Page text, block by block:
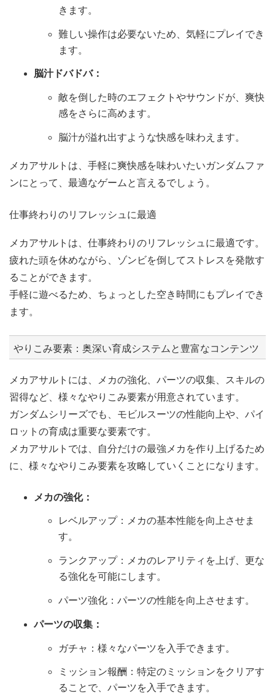
きます。
難しい操作は必要ないため、気軽にプレイでき
ます。
脳汁ドバドバ：
敵を倒した時のエフェクトやサウンドが、爽快
感をさらに高めます。
脳汁が溢れ出すような快感を味わえます。
メカアサルトは、手軽に爽快感を味わいたいガンダムファ
ンにとって、最適なゲームと言えるでしょう。
仕事終わりのリフレッシュに最適
メカアサルトは、仕事終わりのリフレッシュに最適です。
疲れた頭を休めながら、ゾンビを倒してストレスを発散す
ることができます。
手軽に遊べるため、ちょっとした空き時間にもプレイでき
ます。
やりこみ要素：奥深い育成システムと豊富なコンテンツ
メカアサルトには、メカの強化、パーツの収集、スキルの
習得など、様々なやりこみ要素が用意されています。
ガンダムシリーズでも、モビルスーツの性能向上や、パイ
ロットの育成は重要な要素です。
メカアサルトでは、自分だけの最強メカを作り上げるため
に、様々なやりこみ要素を攻略していくことになります。
メカの強化：
レベルアップ：メカの基本性能を向上させま
す。
ランクアップ：メカのレアリティを上げ、更な
る強化を可能にします。
パーツ強化：パーツの性能を向上させます。
パーツの収集：
ガチャ：様々なパーツを入手できます。
ミッション報酬：特定のミッションをクリアす
ることで、パーツを入手できます。